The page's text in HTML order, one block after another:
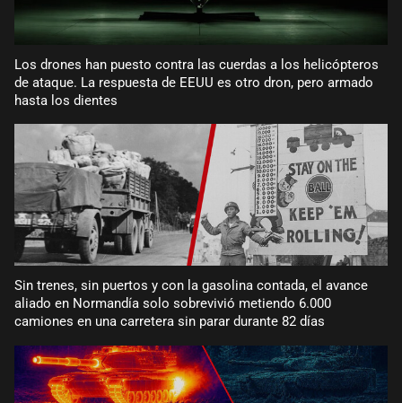
Los drones han puesto contra las cuerdas a los helicópteros
de ataque. La respuesta de EEUU es otro dron, pero armado
hasta los dientes
Sin trenes, sin puertos y con la gasolina contada, el avance
aliado en Normandía solo sobrevivió metiendo 6.000
camiones en una carretera sin parar durante 82 días